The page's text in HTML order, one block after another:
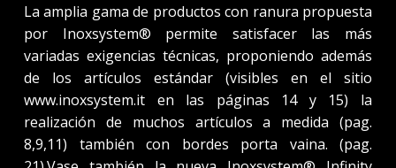
La amplia gama de productos con ranura propuesta
por Inoxsystem® permite satisfacer las más
variadas exigencias técnicas, proponiendo además
de los artículos estándar (visibles en el sitio
www.inoxsystem.it en las páginas 14 y 15) la
realización de muchos artículos a medida (pag.
8,9,11) también con bordes porta vaina. (pag.